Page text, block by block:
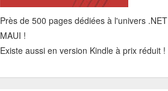
Près de 500 pages dédiées à l'univers .NET
MAUI !
Existe aussi en version Kindle à prix réduit !